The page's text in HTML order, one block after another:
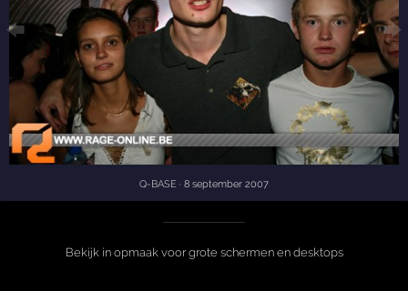
Q-BASE · 8 september 2007
Bekijk in opmaak voor grote schermen en desktops